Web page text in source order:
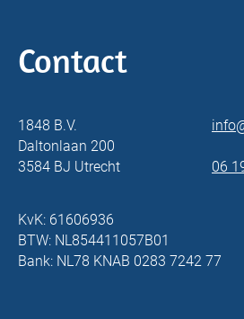
Contact
1848 B.V.
Daltonlaan 200
3584 BJ Utrecht
06
KvK: 61606936
BTW: NL854411057B01
Bank: NL78 KNAB 0283 7242 77